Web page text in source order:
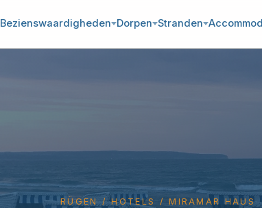
Bezienswaardigheden Dorpen Stranden
RÜGEN / HOTELS / MIRAMAR HAUS